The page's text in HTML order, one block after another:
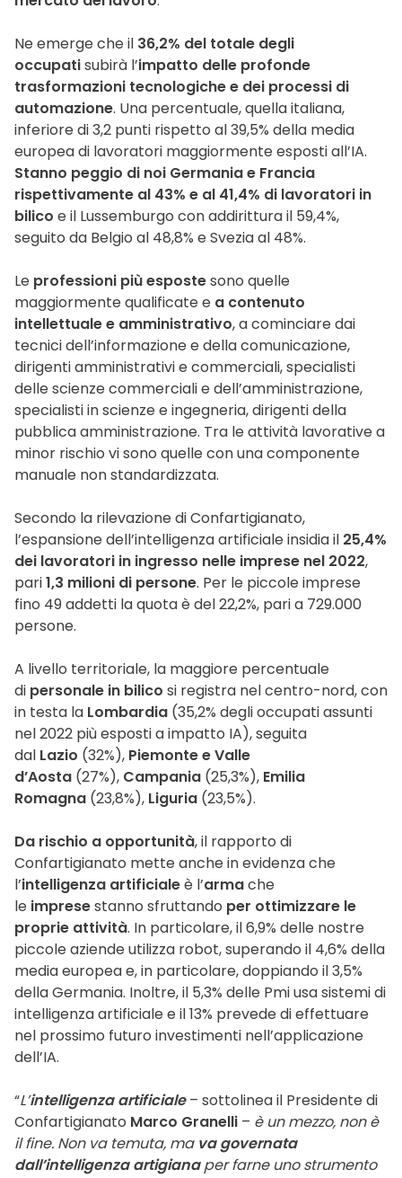
Ne emerge che il 36,2% del totale degli
occupatisubirà l’impatto delle profonde
trasformazioni tecnologiche e dei processi di
automazione. Una percentuale, quella italiana,
inferiore di 3,2 punti rispetto al 39,5% della media
europea di lavoratori maggiormente esposti all’IA.
Stanno peggio di noi Germania e Francia
rispettivamente al 43% e al 41,4% di lavoratori in
bilico e il Lussemburgo con addirittura il 59,4%,
seguito da Belgio al 48,8% e Svezia al 48%.
Le professioni più espostesono quelle
maggiormente qualificate e a contenuto
intellettuale e amministrativo, a cominciare dai
tecnici dell’informazione e della comunicazione,
dirigenti amministrativi e commerciali, specialisti
delle scienze commerciali e dell’amministrazione,
specialisti in scienze e ingegneria, dirigenti della
pubblica amministrazione. Tra le attività lavorative a
minor rischio vi sono quelle con una componente
manuale non standardizzata.
Secondo la rilevazione di Confartigianato,
l’espansione dell’intelligenza artificiale insidia il 25,4%
dei lavoratori in ingresso nelle imprese nel 2022,
pari1,3 milioni di persone. Per le piccole imprese
fino 49 addetti la quota è del 22,2%, pari a 729.000
persone.
A livello territoriale, la maggiore percentuale
di personale in bilico si registra nel centro-nord, con
in testa la Lombardia (35,2% degli occupati assunti
nel 2022 più esposti a impatto IA), seguita
dal Lazio (32%), Piemonte e Valle
d’Aosta (27%), Campania (25,3%), Emilia
Romagna (23,8%), Liguria (23,5%).
Da rischio a opportunità, il rapporto di
Confartigianato mette anche in evidenza che
l’intelligenza artificialeè l’armache
le impresestanno sfruttando per ottimizzare le
proprie attività. In particolare, il 6,9% delle nostre
piccole aziende utilizza robot, superando il 4,6% della
media europea e, in particolare, doppiando il 3,5%
della Germania. Inoltre, il 5,3% delle Pmi usa sistemi di
intelligenza artificiale e il 13% prevede di effettuare
nel prossimo futuro investimenti nell’applicazione
dell’IA.
“L’intelligenza artificiale– sottolinea il Presidente di
Confartigianato Marco Granelli – è un mezzo, non è
il fine. Non va temuta, ma va governata
dall’intelligenza artigianaper farne uno strumento